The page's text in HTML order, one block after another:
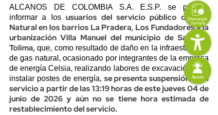
Content
Descripción
ALCANOS DE COLOMBIA S.A. E.S.P. se permite
informar a losusuarios del servicio público de Gas
Natural en los barrios La Pradera, Los Fundadores y la
urbanización Villa Manuel del municipio de Saldaña,
Tolima,que, como resultado de daño en la infraestructura
de gas natural, ocasionado por integrantes de la empresa
de energía Celsia, realizando labores de excavación para
instalar postes de energía, se presenta suspensión en el
servicio a partir de las 13:19 horas de este jueves 04 de
junio de 2026 y aún no se tiene hora estimada de
restablecimiento del servicio.
icon
Imagen
link
Imagen
Imagen